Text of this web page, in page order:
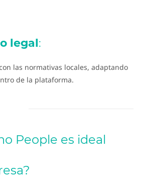
legal:
las normativas locales, adaptando
de la plataforma.
People es ideal